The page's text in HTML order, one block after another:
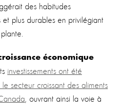
des habitudes
et plus durables en privilégiant
économique
investissements ont été
secteur croissant des aliments
, ouvrant ainsi la voie à